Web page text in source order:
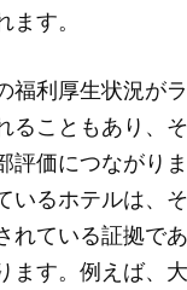
す。
福利厚生状況が
ることもあり、
評価につながり
いるホテルは、
れている証拠で
ます。例えば、